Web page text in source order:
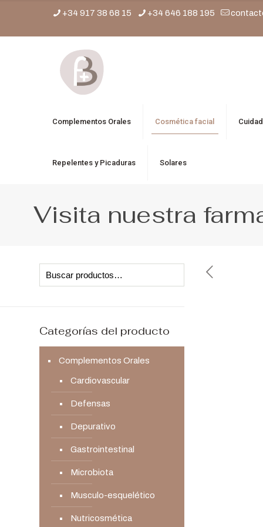
+34 917 38 68 15 +34 646 188 195
Complementos Orales Cosmética facial
Repelentes y Picaduras Solares
Visita nuestra
Categorías del producto
Complementos Orales
Cardiovascular
Defensas
Depurativo
Gastrointestinal
Microbiota
Musculo-esquelético
Nutricosmética